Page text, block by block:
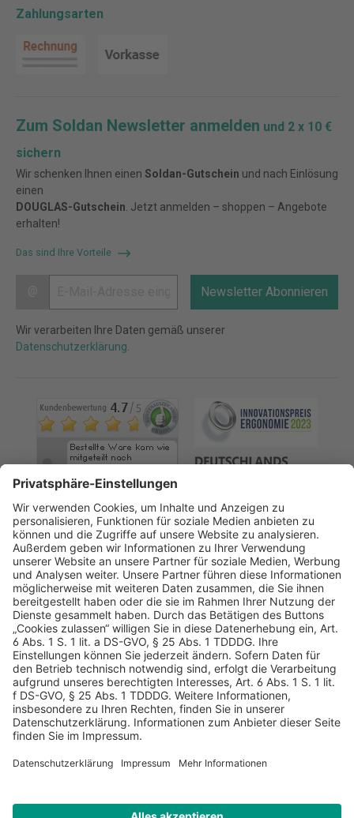
Zahlungsarten
Zum Soldan Newsletter anmelden und 2 x 10 €
sichern
Wir schenken Ihnen einen Soldan-Gutschein und nach Einlösung
einen
DOUGLAS-Gutschein . Jetzt anmelden – shoppen – Angebote
erhalten!
Das sind Ihre Vorteile
Newsletter Abonnieren
Wir verarbeiten Ihre Daten gemäß unserer
Datenschutzerklärung
AGB Datenschutz
Impressum
Sicherheitshinweis
Compliance